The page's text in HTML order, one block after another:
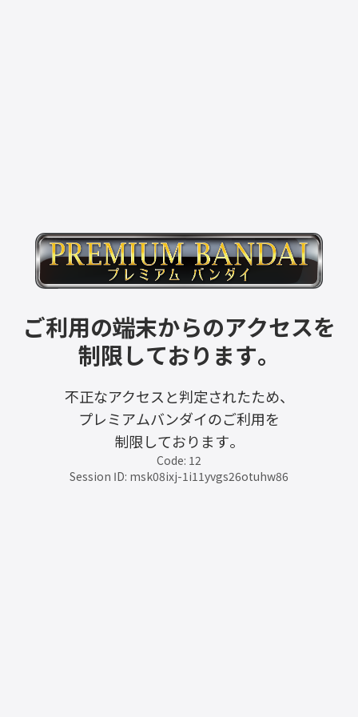
ご利用の端末からのアクセスを
制限しております。
不正なアクセスと判定されたため、
プレミアムバンダイのご利用を
制限しております。
Code: 12
Session ID: msk08ixj-1i11yvgs26otuhw86